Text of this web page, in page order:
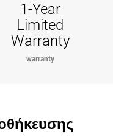
1-Year
Limited
Warranty
warranty